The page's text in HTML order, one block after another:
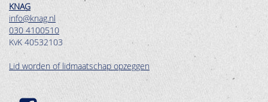
KNAG
info@knag.nl
030 4100510
KvK 40532103
Lid worden of lidmaatschap opzeggen